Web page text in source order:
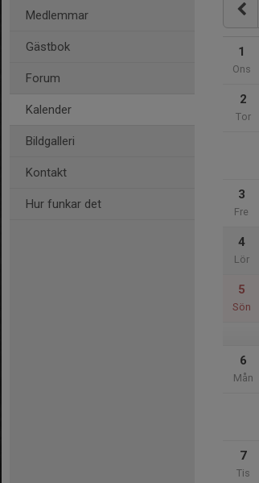
Medlemmar
Gästbok
Forum
Kalender
Bildgalleri
Kontakt
Hur funkar det
1
Ons
2
Tor
3
Fre
4
Lör
5
Sön
6
Mån
7
Tis